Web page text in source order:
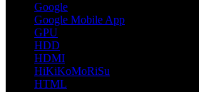
Google
Google Mobile App
GPU
HDD
HDMI
HiKiKoMoRiSu
HTML